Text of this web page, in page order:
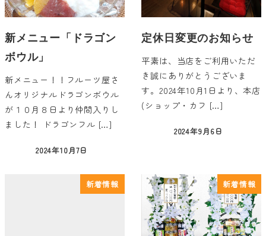
新メニュー「ドラゴン
ボウル」
新メニュー！！フルーツ屋さ
んオリジナルドラゴンボウル
が１０月８日より仲間入りし
ました！ ドラゴンフル […]
投稿日
2024年10月7日
定休日変更のお知らせ
平素は、当店をご利用いただ
き誠にありがとうございま
す。2024年10月1日より、本店
(ショップ・カフ […]
投稿日
2024年9月6日
新着情報 新着情報